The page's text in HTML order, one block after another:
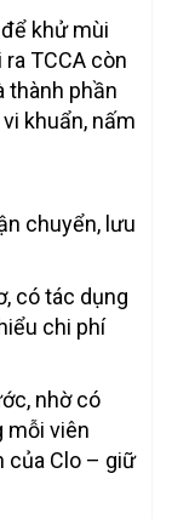
khử mùi
TCCA còn
thành phần
khuẩn, nấm
chuyển, lưu
có tác dụng
chi phí
nhờ có
mỗi viên
của Clo – giữ